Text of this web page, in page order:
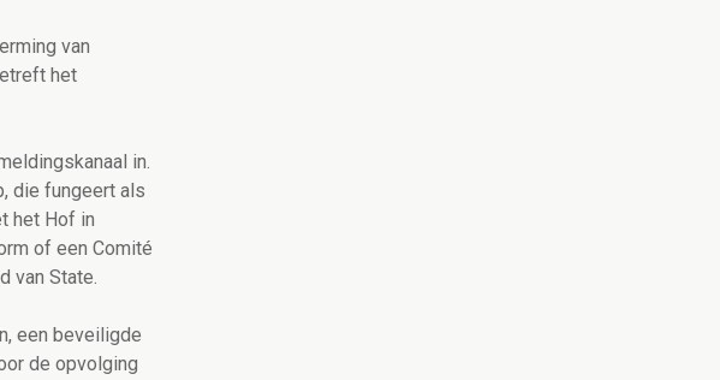
van
het
in.
die fungeert als
het Hof in
of een Comité
van State.
een beveiligde
de opvolging